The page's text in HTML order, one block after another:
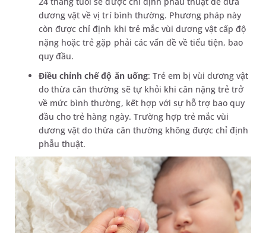
dương vật về vị trí bình thường. Phương pháp này
còn được chỉ định khi trẻ mắc vùi dương vật cấp độ
nặng hoặc trẻ gặp phải các vấn đề về tiểu tiện, bao
quy đầu.
Điều chỉnh chế độ ăn uống: Trẻ em bị vùi dương vật
do thừa cân thường sẽ tự khỏi khi cân nặng trẻ trở
về mức bình thường, kết hợp với sự hỗ trợ bao quy
đầu cho trẻ hàng ngày. Trường hợp trẻ mắc vùi
dương vật do thừa cân thường không được chỉ định
phẫu thuật.